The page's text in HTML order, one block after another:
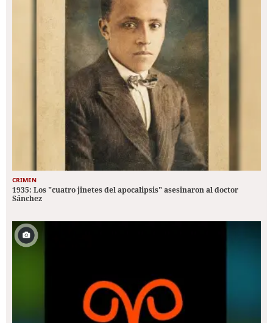
CRIMEN
1935: Los "cuatro jinetes del apocalipsis" asesinaron al doctor
Sánchez